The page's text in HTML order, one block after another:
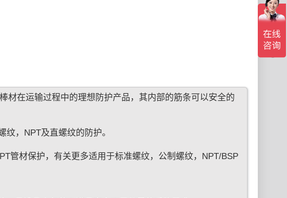
材在运输过程中的理想防护产品，其内部的筋条可以安全的
，NPT及直螺纹的防护。
管材保护，有关更多适用于标准螺纹，公制螺纹，NPT/BSP